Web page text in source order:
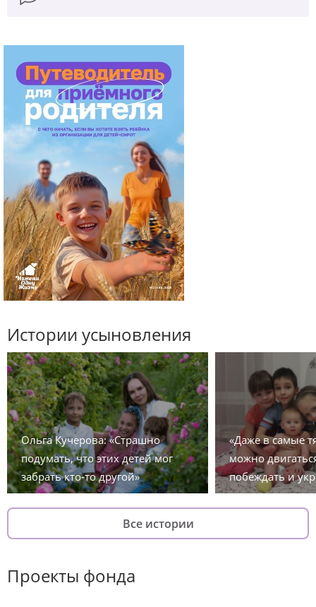
Истории усыновления
Ольга Кучерова: «Страшно
подумать, что этих детей мог
забрать кто-то другой»
«Даже в самые
можно
побеждать и
Все истории
Проекты фонда